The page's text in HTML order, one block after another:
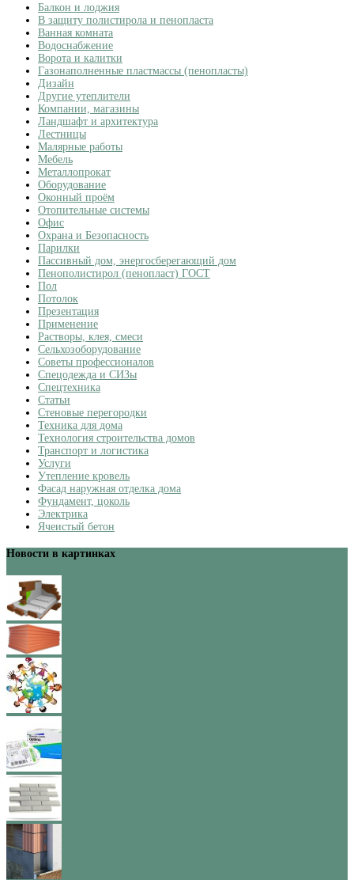
Балкон и лоджия
В защиту полистирола и пенопласта
Ванная комната
Водоснабжение
Ворота и калитки
Газонаполненные пластмассы (пенопласты)
Дизайн
Другие утеплители
Компании, магазины
Ландшафт и архитектура
Лестницы
Малярные работы
Мебель
Металлопрокат
Оборудование
Оконный проём
Отопительные системы
Офис
Охрана и Безопасность
Парилки
Пассивный дом, энергосберегающий дом
Пенополистирол (пенопласт) ГОСТ
Пол
Потолок
Презентация
Применение
Растворы, клея, смеси
Сельхозоборудование
Советы профессионалов
Спецодежда и СИЗы
Спецтехника
Статьи
Стеновые перегородки
Техника для дома
Технология строительства домов
Транспорт и логистика
Услуги
Утепление кровель
Фасад наружная отделка дома
Фундамент, цоколь
Электрика
Ячеистый бетон
Новости в картинках